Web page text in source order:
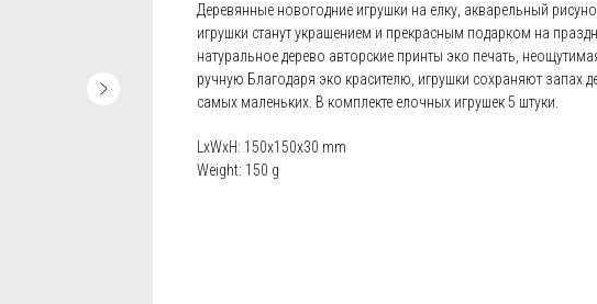
Деревянные новогодние игрушки на елку, акварельный
игрушки станут украшением и прекрасным подарком на
натуральное дерево авторские принты эко печать,
ручную Благодаря эко красителю, игрушки сохраняют запах
самых маленьких. В комплекте елочных игрушек 5 штуки.
LxWxH: 150x150x30 mm
Weight: 150 g